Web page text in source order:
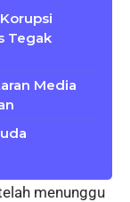
Tegak
Media
menunggu